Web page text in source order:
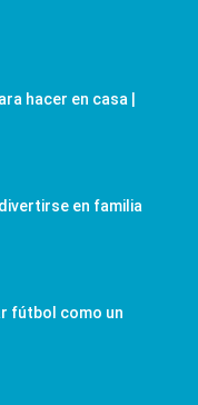
hacer en casa |
en familia
fútbol como un